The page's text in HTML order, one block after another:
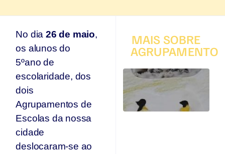
No dia 26 de maio,
os alunos do
5ºano de
escolaridade, dos
dois
Agrupamentos de
Escolas da nossa
cidade
deslocaram-se ao
MAIS SOBRE
AGRUPAMENTO